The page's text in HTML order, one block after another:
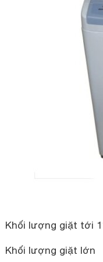
Khối lượng giặt tới
Khối lượng giặt lớn